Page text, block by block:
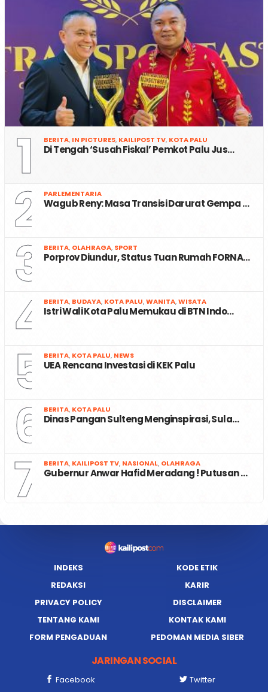
1 BERITA, IN PICTURES, KAILIPOST TV, KOTA PALU
Di Tengah ‘Susah Fiskal’ Pemkot Palu Jus…
2 PARLEMENTARIA
Wagub Reny: Masa Transisi Darurat Gempa …
3 BERITA, OLAHRAGA, SPORT
Porprov Diundur, Status Tuan Rumah FORNA…
4 BERITA, BUDAYA, KOTA PALU,WANITA,WISATA
Istri Wali Kota Palu Memukau di BTN Indo…
5 BERITA, KOTA PALU, NEWS
UEA Rencana Investasi di KEK Palu
6 BERITA, KOTA PALU
Dinas Pangan Sulteng Menginspirasi, Sula…
7 BERITA, KAILIPOST TV, NASIONAL, OLAHRAGA
Gubernur Anwar Hafid Meradang ! Putusan …
INDEKS
KODE ETIK
REDAKSI
KARIR
PRIVACY POLICY
DISCLAIMER
TENTANG KAMI
KONTAK KAMI
FORM PENGADUAN
PEDOMAN MEDIA SIBER
JARINGAN SOCIAL
Facebook
Twitter